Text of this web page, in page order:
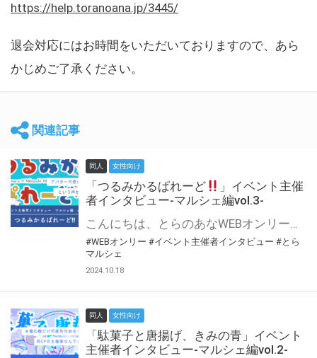
https://help.toranoana.jp/3445/
退会対応にはお時間をいただいておりますので、あら
かじめご了承ください。
関連記事
同人 女性向け
「つるみかるぱれーど
」イベント主催
者インタビュー-マルシェ編vol.3-
こんにちは、とらのあなWEBオンリー運営スタッフです。 新たにお届けする、イベント主催者インタビュー-マルシェ編-は、 とらのあなWEBオンリー「マルシェ」をご利用した主催様に 「マルシェ」を使って開催した感想や心がけをお聞きする企画です。 今回は、WEBオンリー初開催「つるみかるぱれーど
#WEBオンリー #イベント主催者インタビュー #とら
マルシェ
2024.10.18
同人 女性向け
「駄菓子と唐揚げ、きみの青」イベント
主催者インタビュー-マルシェ編vol.2-